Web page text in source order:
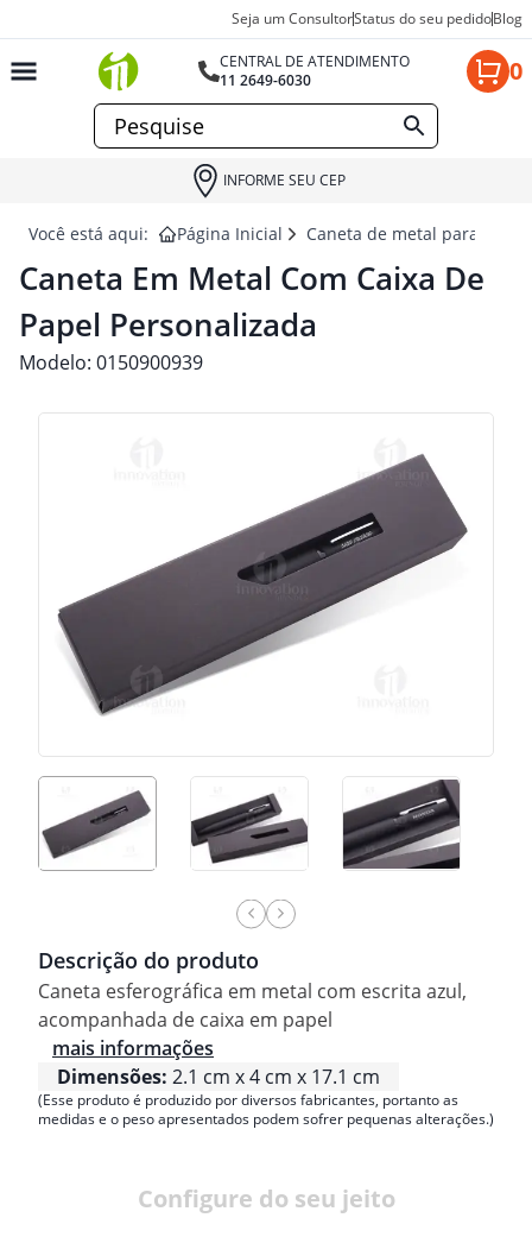
Seja um ConsultorStatus do seu pedidoBlog
CENTRAL DE ATENDIMENTO
11 2649-6030
0
INFORME SEU CEP
Você está aqui: Página Inicial Caneta de metal para
Caneta Em Metal Com Caixa De
Papel Personalizada
Modelo: 0150900939
Descrição do produto
Caneta esferográfica em metal com escrita azul,
acompanhada de caixa em papel
mais informações
Dimensões: 2.1 cm x 4 cm x 17.1 cm
(Esse produto é produzido por diversos fabricantes, portanto as
medidas e o peso apresentados podem sofrer pequenas alterações.)
Configure do seu jeito